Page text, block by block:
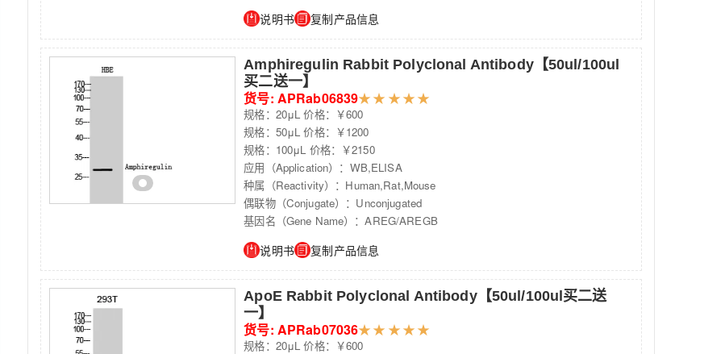
说明书 复制产品信息
Amphiregulin Rabbit Polyclonal Antibody【50ul/100ul
买二送一】
货号: APRab06839★★ ★★★
规格：20μL 价格：￥600
规格：50μL 价格：￥1200
规格：100μL 价格：￥2150
应用（Application）：WB,ELISA
种属（Reactivity）：Human,Rat,Mouse
偶联物（Conjugate）：Unconjugated
基因名（Gene Name）：AREG/AREGB
说明书 复制产品信息
ApoE Rabbit Polyclonal Antibody【50ul/100ul买二送
一】
货号: APRab07036★★ ★★★
规格：20μL 价格：￥600